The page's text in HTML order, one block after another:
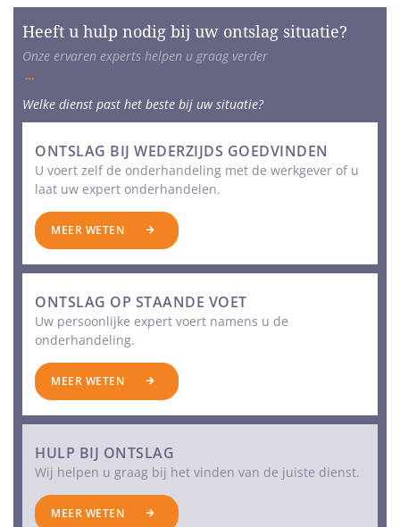
Heeft u hulp nodig bij uw ontslag situatie?
Onze ervaren experts helpen u graag verder
Welke dienst past het beste bij uw situatie?
ONTSLAG BIJ WEDERZIJDS GOEDVINDEN
U voert zelf de onderhandeling met de werkgever of u
laat uw expert onderhandelen.
MEER WETEN
ONTSLAG OP STAANDE VOET
Uw persoonlijke expert voert namens u de
onderhandeling.
MEER WETEN
HULP BIJ ONTSLAG
Wij helpen u graag bij het vinden van de juiste dienst.
MEER WETEN